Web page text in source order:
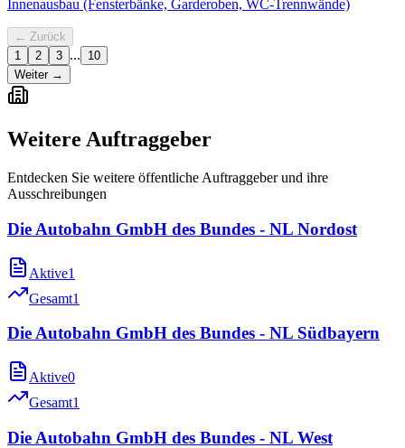
Innenausbau (Fensterbänke, Garderoben, WC-Trennwände)
← Zurück
1
2 3 ...
10
Weiter →
Weitere Auftraggeber
Entdecken Sie weitere öffentliche Auftraggeber und ihre
Ausschreibungen
Die Autobahn GmbH des Bundes - NL Nordost
Aktive1
Gesamt1
Die Autobahn GmbH des Bundes - NL Südbayern
Aktive0
Gesamt1
Die Autobahn GmbH des Bundes - NL West